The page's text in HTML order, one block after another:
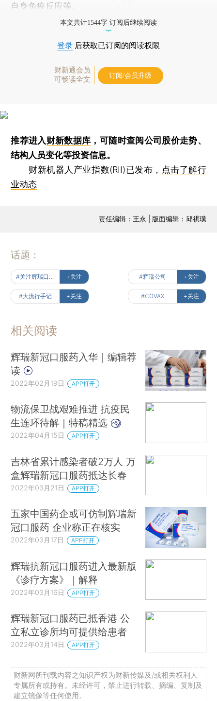
自身免疫反应等。
本文共计1544字 订阅后继续阅读
登录 后获取已订阅的阅读权限
财新通会员
可畅读全文
订阅/会员升级
推荐进入财新数据库 ，可随时查阅公司股价走势、
结构人员变化等投资信息。
财新机器人产业指数(RII)已发布， 点击了解行
业动态
责任编辑：王永 | 版面编辑：邱祺璞
话题：
+关注 #辉瑞公司 +关注
#大流行手记 +关注 #COVAX +关注
相关阅读
辉瑞新冠口服药入华｜编辑荐
读
2022年02月19日 APP打开
物流保卫战艰难推进 抗疫民
生连环待解｜特稿精选
2022年04月15日 APP打开
吉林省累计感染者破2万人 万
盒辉瑞新冠口服药抵达长春
2022年03月21日 APP打开
五家中国药企或可仿制辉瑞新
冠口服药 企业称正在核实
2022年03月17日 APP打开
辉瑞抗新冠口服药进入最新版
《诊疗方案》｜解释
2022年03月16日 APP打开
辉瑞新冠口服药已抵香港 公
立私立诊所均可提供给患者
2022年03月14日 APP打开
财新网所刊载内容之知识产权为财新传媒及/或相关权利人
专属所有或持有。未经许可，禁止进行转载、摘编、复制及
建立镜像等任何使用。